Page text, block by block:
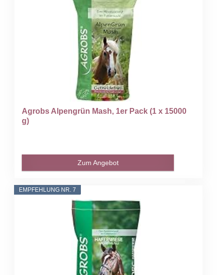
Agrobs Alpengrün Mash, 1er Pack (1 x 15000
g)
Zum Angebot
EMPFEHLUNG NR. 7